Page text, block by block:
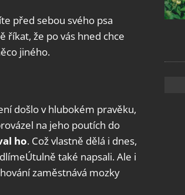
před sebou svého psa
říkat, že po vás hned chce
jiného.
došlo v hlubokém pravěku,
na jeho poutích do
ho. Což vlastně dělá i dnes,
také napsali. Ale i
zaměstnává mozky